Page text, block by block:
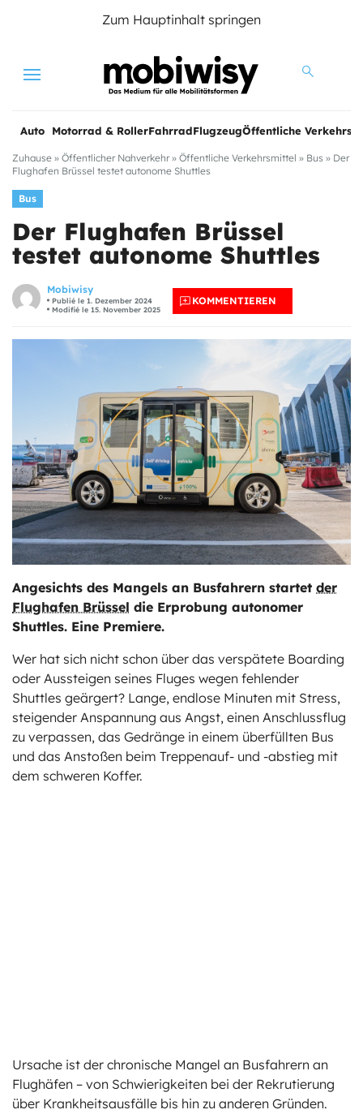
Zum Hauptinhalt springen
Menu
Auto Motorrad & RollerFahrradFlugzeugÖffentliche
Zuhause » Öffentlicher Nahverkehr» Öffentliche Verkehrsmittel » Bus » Der
Flughafen Brüssel testet autonome Shuttles
Bus
Der Flughafen Brüssel
testet autonome Shuttles
Mobiwisy
Publié le 1. Dezember 2024
Modifié le 15. November 2025
KOMMENTIEREN
Angesichts des Mangels an Busfahrern startet der
Flughafen Brüssel die Erprobung autonomer
Shuttles. Eine Premiere.
Wer hat sich nicht schon über das verspätete Boarding
oder Aussteigen seines Fluges wegen fehlender
Shuttles geärgert? Lange, endlose Minuten mit Stress,
steigender Anspannung aus Angst, einen Anschlussflug
zu verpassen, das Gedränge in einem überfüllten Bus
und das Anstoßen beim Treppenauf- und -abstieg mit
dem schweren Koffer.
Ursache ist der chronische Mangel an Busfahrern an
Flughäfen – von Schwierigkeiten bei der Rekrutierung
über Krankheitsausfälle bis hin zu anderen Gründen.